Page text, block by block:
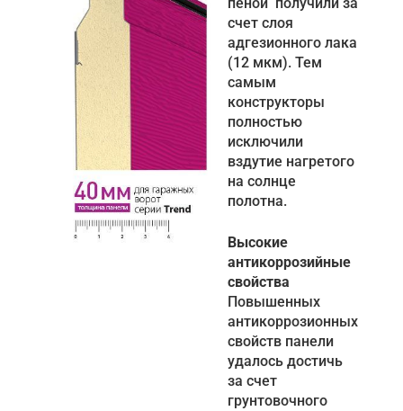
счет слоя
адгезионного лака
(12 мкм). Тем
самым
конструкторы
полностью
исключили
вздутие нагретого
на солнце
полотна.
Высокие
антикоррозийные
свойства
Повышенных
антикоррозионных
свойств панели
удалось достичь
за счет
грунтовочного